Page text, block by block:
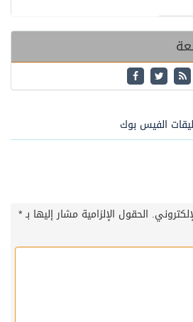
الفيس بوك
الحقول الإلزامية مشار إليها بـ*